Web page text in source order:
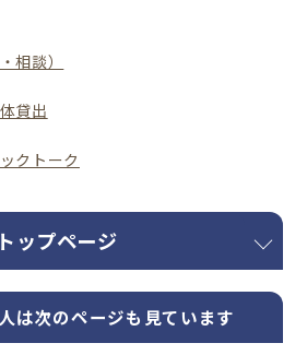
相談）
貸出
クトーク
ップページ
は次のページも見ています